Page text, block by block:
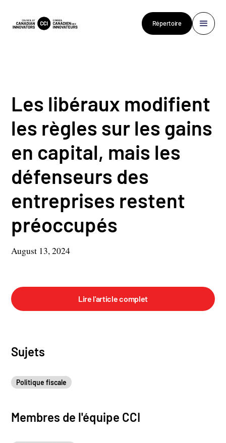
Répertoire
Les libéraux modifient
les règles sur les gains
en capital, mais les
défenseurs des
entreprises restent
préoccupés
August 13, 2024
Lire l'article complet
Sujets
Politique fiscale
Membres de l'équipe CCI